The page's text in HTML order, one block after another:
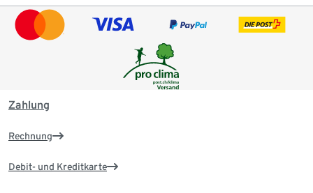
Zahlung
Rechnung
Debit- und Kreditkarte